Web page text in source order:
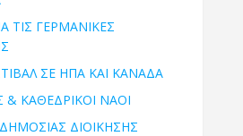
ΤΙΣ ΓΕΡΜΑΝΙΚΕΣ
ΣΕ ΗΠΑ ΚΑΙ ΚΑΝΑΔΑ
ΚΑΘΕΔΡΙΚΟΊ ΝΑΟΊ
ΔΙΟΊΚΗΣΗΣ